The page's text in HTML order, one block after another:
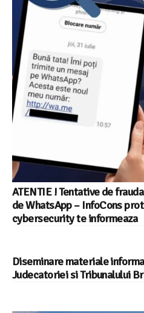
ATENTIE ! Tentative de
de WhatsApp – InfoCons
cybersecurity te informeaza
Diseminare materiale
Judecatoriei si Tribunalului